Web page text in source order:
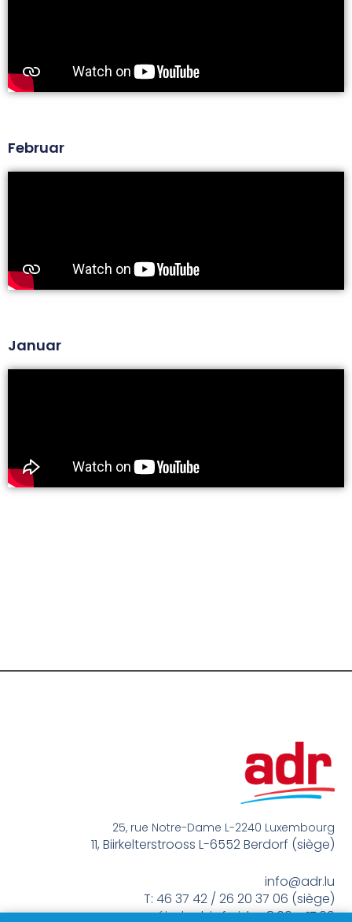
Februar
Januar
25, rue Notre-Dame L-2240 Luxembourg
11, Biirkelterstrooss L-6552 Berdorf (siège)
info@adr.lu
T: 46 37 42 / 26 20 37 06 (siège)
méindes bis freides 8:00 – 17:00